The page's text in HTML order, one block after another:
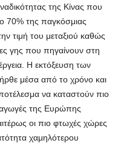
της Κίνας που
70% της παγκόσμιας
τιμή του μεταξιού καθώς
γης που πηγαίνουν στη
Η εκτόξευση των
μέσα από το χρόνο και
να καταστούν πιο
της Ευρώπης
οι πιο φτωχές χώρες
χαμηλότερου